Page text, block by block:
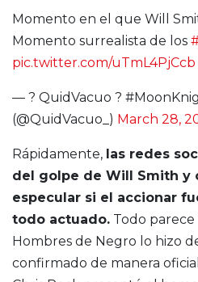
Momento en el que Will
Momento surrealista de los
pic.twitter.com/uTmL4PjCcb
— ? QuidVacuo ?
(@QuidVacuo_) March 28,
Rápidamente, las redes
del golpe de Will Smith y
especular si el accionar
todo actuado. Todo
Hombres de Negro lo hizo
confirmado de manera